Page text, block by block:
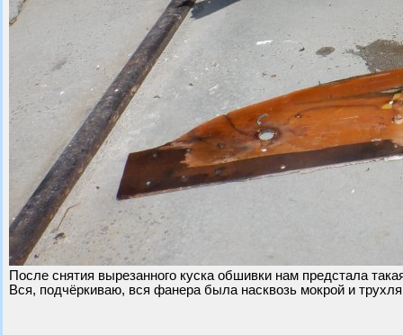
После снятия вырезанного куска обшивки нам предстала
Вся, подчёркиваю, вся фанера была насквозь мокрой и